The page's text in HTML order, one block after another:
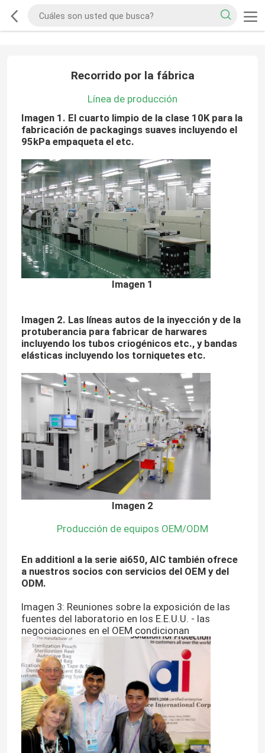
Recorrido por la fábrica
Línea de producción
Imagen 1. El cuarto limpio de la clase 10K para la
fabricación de packagings suaves incluyendo el
95kPa empaqueta el etc.
Imagen 1
Imagen 2. Las líneas autos de la inyección y de la
protuberancia para fabricar de harwares
incluyendo los tubos criogénicos etc., y bandas
elásticas incluyendo los torniquetes etc.
Imagen 2
Producción de equipos OEM/ODM
En additionl a la serie ai650, AIC también ofrece
a nuestros socios con servicios del OEM y del
ODM.
Imagen 3: Reuniones sobre la exposición de las
fuentes del laboratorio en los E.E.U.U. - las
negociaciones en el OEM condicionan